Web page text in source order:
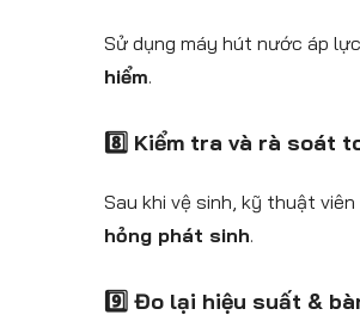
Sử dụng máy hút nước áp
hiểm.
8️⃣ Kiểm tra và rà soát
Sau khi vệ sinh, kỹ thuật
hỏng phát sinh.
9️⃣ Đo lại hiệu suất &